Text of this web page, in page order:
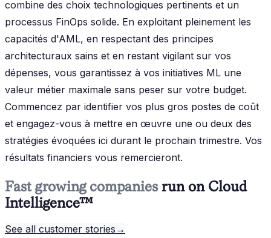
combine des choix technologiques pertinents et un
processus FinOps solide. En exploitant pleinement les
capacités d'AML, en respectant des principes
architecturaux sains et en restant vigilant sur vos
dépenses, vous garantissez à vos initiatives ML une
valeur métier maximale sans peser sur votre budget.
Commencez par identifier vos plus gros postes de coût
et engagez-vous à mettre en œuvre une ou deux des
stratégies évoquées ici durant le prochain trimestre. Vos
résultats financiers vous remercieront.
Fast growing companies run on Cloud
Intelligence™
See all customer stories →